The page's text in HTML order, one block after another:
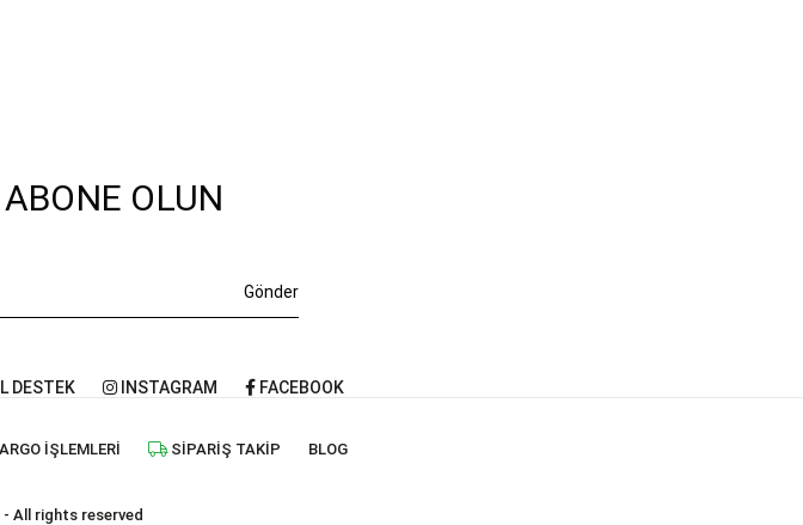
OLUN
Gönder
DESTEK INSTAGRAM FACEBOOK
İŞLEMLERI SIPARIŞ TAKIP BLOG
- All rights reserved